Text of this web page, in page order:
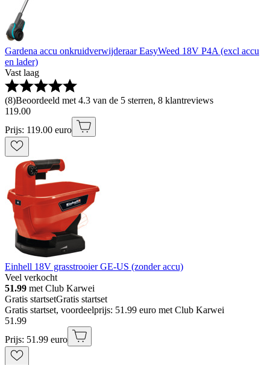
Gardena accu onkruidverwijderaar EasyWeed 18V P4A (excl accu
en lader)
Vast laag
(8)Beoordeeld met 4.3 van de 5 sterren, 8 klantreviews
119.00
Prijs: 119.00 euro
Einhell 18V grasstrooier GE-US (zonder accu)
Veel verkocht
51.99 met Club Karwei
Gratis startsetGratis startset
Gratis startset, voordeelprijs: 51.99 euro met Club Karwei
51 .99
Prijs: 51.99 euro